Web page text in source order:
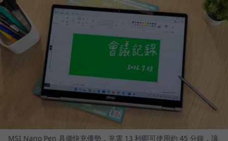
MSI Nano Pen 具備快充優勢，充電 13 秒即可使用約 45 分鐘，讓